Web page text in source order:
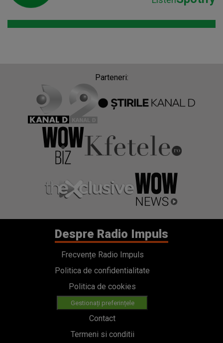
Parteneri:
Despre Radio Impuls
Frecvențe Radio Impuls
Politica de confidentialitate
Politica de cookies
Gestionați preferințele
Contact
Termeni si conditii